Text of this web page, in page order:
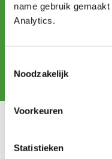
name gebruik
Analytics.
Noodzakelijk
Voorkeuren
Statistieken
Schrijf u in voor de
en ontvang aanbiedingen,
Bestellen & levering